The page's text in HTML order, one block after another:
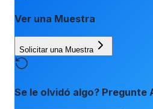
Ver una Muestra
Solicitar una Muestra
Se le olvidó algo? Pregunte